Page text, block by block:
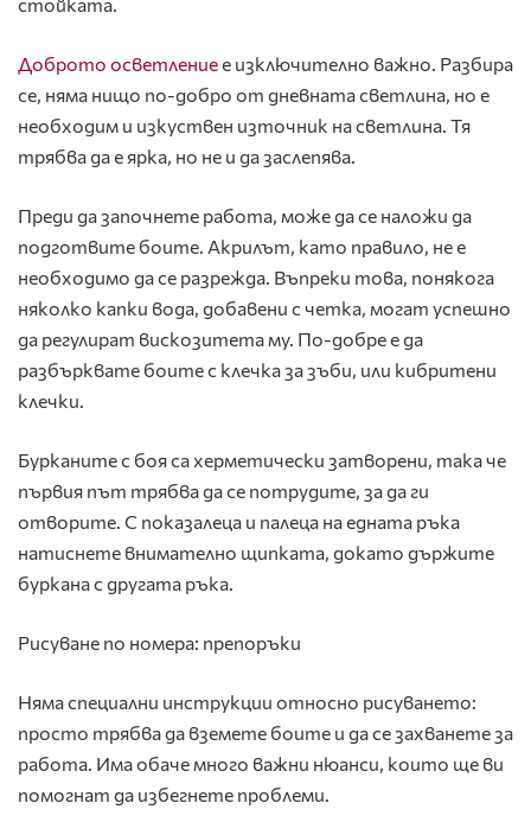
стойката.
Доброто осветлениее изключително важно. Разбира
се, няма нищо по-добро от дневната светлина, но е
необходим и изкуствен източник на светлина. Тя
трябва да е ярка, но не и да заслепява.
Преди да започнете работа, може да се наложи да
подготвите боите. Акрилът, като правило, не е
необходимо да се разрежда. Въпреки това, понякога
няколко капки вода, добавени с четка, могат успешно
да регулират вискозитета му. По-добре е да
разбърквате боите с клечка за зъби, или кибритени
клечки.
Бурканите с боя са херметически затворени, така че
първия път трябва да се потрудите, за да ги
отворите. С показалеца и палеца на едната ръка
натиснете внимателно щипката, докато държите
буркана с другата ръка.
Рисуване по номера: препоръки
Няма специални инструкции относно рисуването:
просто трябва да вземете боите и да се захванете за
работа. Има обаче много важни нюанси, които ще ви
помогнат да избегнете проблеми.